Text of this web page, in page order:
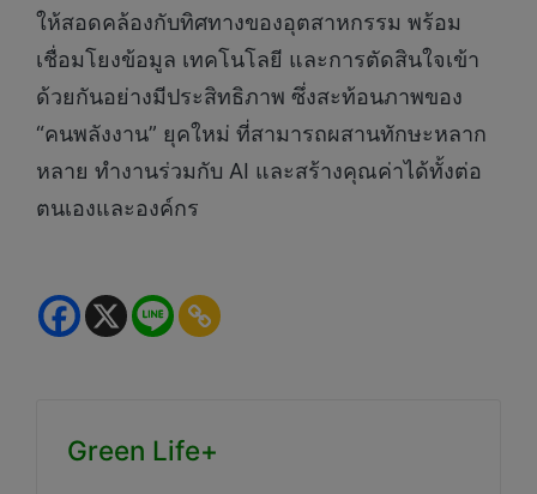
ให้สอดคล้องกับทิศทางของอุตสาหกรรม พร้อม
เชื่อมโยงข้อมูล เทคโนโลยี และการตัดสินใจเข้า
ด้วยกันอย่างมีประสิทธิภาพ ซึ่งสะท้อนภาพของ
“คนพลังงาน” ยุคใหม่ ที่สามารถผสานทักษะหลาก
หลาย ทำงานร่วมกับ AI และสร้างคุณค่าได้ทั้งต่อ
ตนเองและองค์กร
Green Life+